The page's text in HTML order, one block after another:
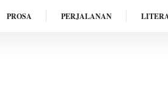
PROSA PERJALANAN